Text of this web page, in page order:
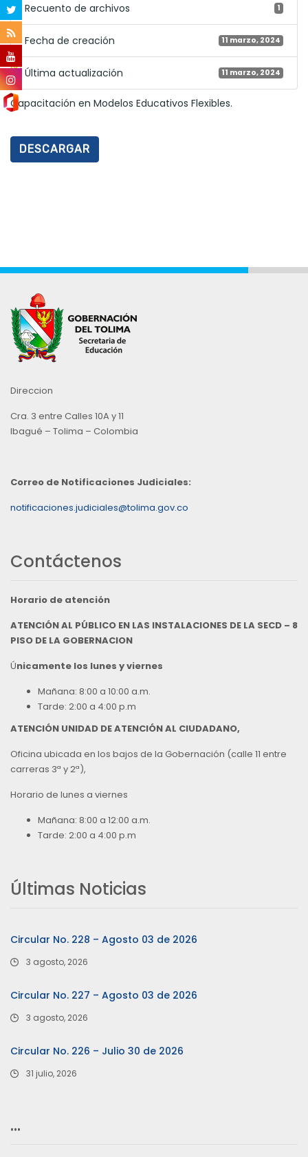
Recuento de archivos 1
Fecha de creación 11 marzo, 2024
Última actualización 11 marzo, 2024
Capacitación en Modelos Educativos Flexibles.
DESCARGAR
Direccion
Cra. 3 entre Calles 10A y 11
Ibagué – Tolima – Colombia
Correo de Notificaciones Judiciales:
notificaciones.judiciales@tolima.gov.co
Contáctenos
Horario de atención
ATENCIÓN AL PÚBLICO EN LAS INSTALACIONES DE LA SECD – 8
PISO DE LA GOBERNACION
Únicamente los lunes y viernes
Mañana: 8:00 a 10:00 a.m.
Tarde: 2:00 a 4:00 p.m
ATENCIÓN UNIDAD DE ATENCIÓN AL CIUDADANO,
Oficina ubicada en los bajos de la Gobernación (calle 11 entre
carreras 3ª y 2ª),
Horario de lunes a viernes
Mañana: 8:00 a 12:00 a.m.
Tarde: 2:00 a 4:00 p.m
Últimas Noticias
Circular No. 228 – Agosto 03 de 2026
3 agosto, 2026
Circular No. 227 – Agosto 03 de 2026
3 agosto, 2026
Circular No. 226 – Julio 30 de 2026
31 julio, 2026
…